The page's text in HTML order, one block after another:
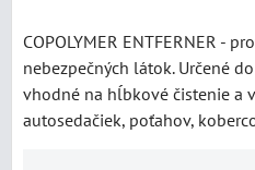
COPOLYMER ENTFERNER -
nebezpečných látok. Určené
vhodné na hĺbkové čistenie a
autosedačiek, poťahov,